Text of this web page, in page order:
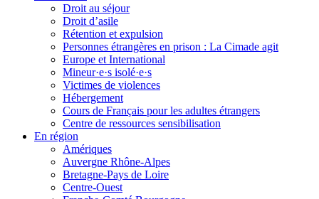
Droit au séjour
Droit d’asile
Rétention et expulsion
Personnes étrangères en prison : La Cimade agit
Europe et International
Mineur·e·s isolé·e·s
Victimes de violences
Hébergement
Cours de Français pour les adultes étrangers
Centre de ressources sensibilisation
En région
Amériques
Auvergne Rhône-Alpes
Bretagne-Pays de Loire
Centre-Ouest